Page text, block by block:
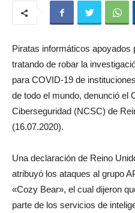
Piratas informáticos apoyados
tratando de robar la
para COVID-19 de
de todo el mundo, denunció el
Ciberseguridad (NCSC) de
(16.07.2020).
Una declaración de Reino
atribuyó los ataques al grupo
«Cozy Bear», el cual dijeron
parte de los servicios de